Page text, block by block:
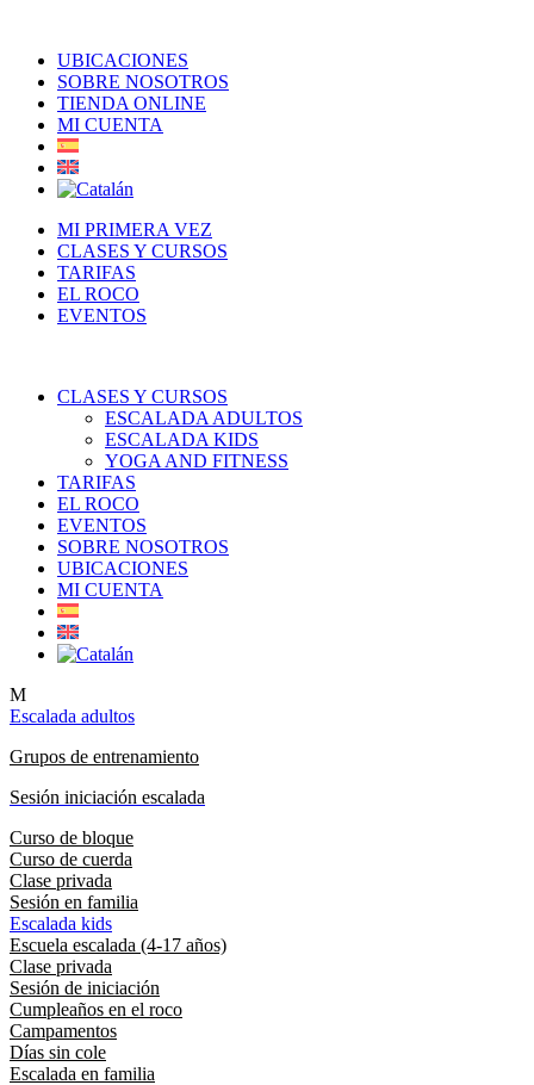
UBICACIONES
SOBRE NOSOTROS
TIENDA ONLINE
MI CUENTA
MI PRIMERA VEZ
CLASES Y CURSOS
TARIFAS
EL ROCO
EVENTOS
CLASES Y CURSOS
ESCALADA ADULTOS
ESCALADA KIDS
YOGA AND FITNESS
TARIFAS
EL ROCO
EVENTOS
SOBRE NOSOTROS
UBICACIONES
MI CUENTA
M
Escalada adultos
Grupos de entrenamiento
Sesión iniciación escalada
Curso de bloque
Curso de cuerda
Clase privada
Sesión en familia
Escalada kids
Escuela escalada (4-17 años)
Clase privada
Sesión de iniciación
Cumpleaños en el roco
Campamentos
Días sin cole
Escalada en familia